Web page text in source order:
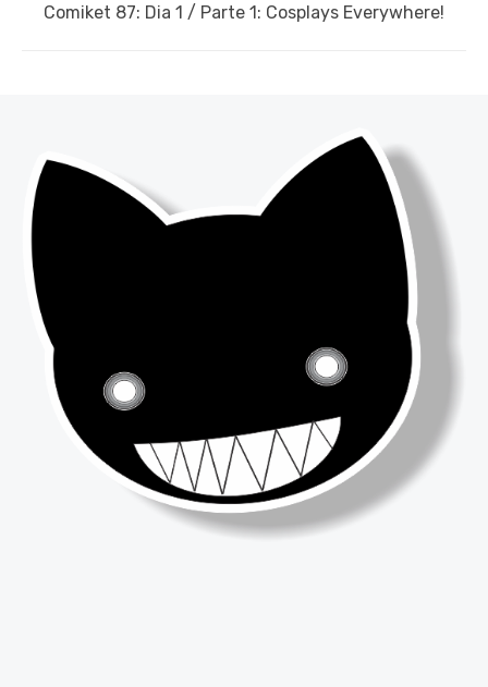
Next
Comiket 87: Dia 1 / Parte 1: Cosplays Everywhere!